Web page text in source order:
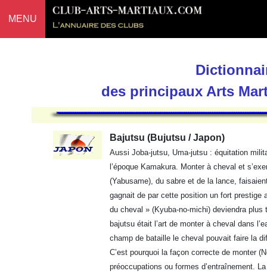
MENU
des principaux Arts
Bajutsu (Bujutsu / Japon)
Aussi Joba-jutsu, Uma-jutsu : équitation
l’époque Kamakura. Monter à cheval et
(Yabusame), du sabre et de la lance,
gagnait de par cette position un fort prestige
du cheval » (Kyuba-no-michi) deviendra
bajutsu était l’art de monter à cheval dans
champ de bataille le cheval pouvait faire la
C’est pourquoi la façon correcte de monter
préoccupations ou formes d’entraînement.